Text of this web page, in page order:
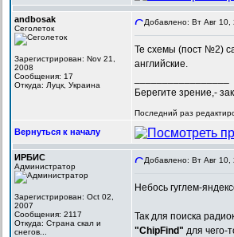
andbosak
Сеголеток
Зарегистрирован: Nov 21,
2008
Сообщения: 17
Откуда: Луцк, Украина
Добавлено: Вт Авг 10,
Те схемы (пост №2)
английские.
Берегите зрение,-
Последний раз
Вернуться к началу
ИРБИС
Администратор
Зарегистрирован: Oct 02,
2007
Сообщения: 2117
Откуда: Cтрана скал и
снегов...
Добавлено: Вт Авг
Небось гуглем-
Так для поиска
"ChipFind" для чего-